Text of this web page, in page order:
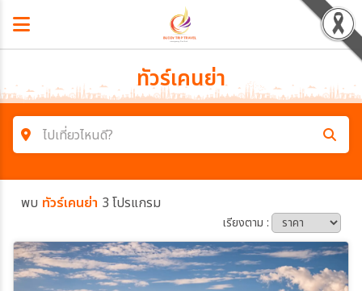
ทัวร์เคนย่า
ไปเที่ยวไหนดี?
ค้นหาโปรแกรมทัวร์
โซน
พบ ทัวร์เคนย่า 3 โปรแกรม
เรียงตาม :